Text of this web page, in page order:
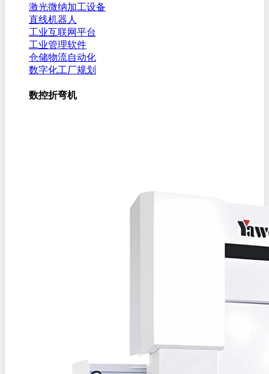
激光微纳加工设备
直线机器人
工业互联网平台
工业管理软件
仓储物流自动化
数字化工厂规划
数控折弯机